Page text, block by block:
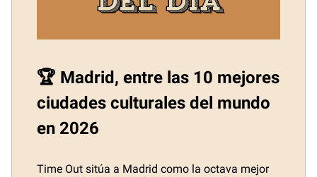
🏆 Madrid, entre las 10 mejores
ciudades culturales del mundo
en 2026
Time Out sitúa a Madrid como la octava mejor